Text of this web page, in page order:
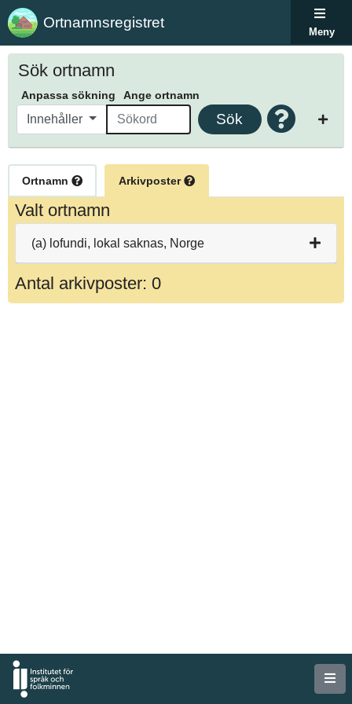
Ortnamnsregistret
Meny
Sök ortnamn
Anpassa sökning Ange ortnamn
Innehåller Sök
Ortnamn Arkivposter
Valt ortnamn
(a) lofundi, lokal saknas, Norge
Antal arkivposter: 0